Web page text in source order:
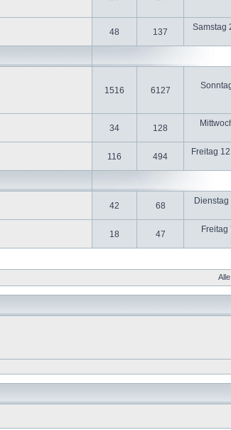
48 137
Samstag
1516 6127
34 128
116 494
Freitag
42 68
Dienstag
18 47
Freitag